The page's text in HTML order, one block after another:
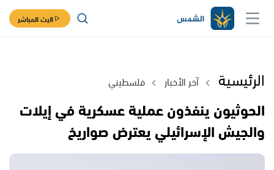
البث المباشر
الرئيسية آخر الأخبار فلسطيني
الحوثيون ينفذون عملية عسكرية في إيلات
والجيش الإسرائيلي يعترض صواريخ